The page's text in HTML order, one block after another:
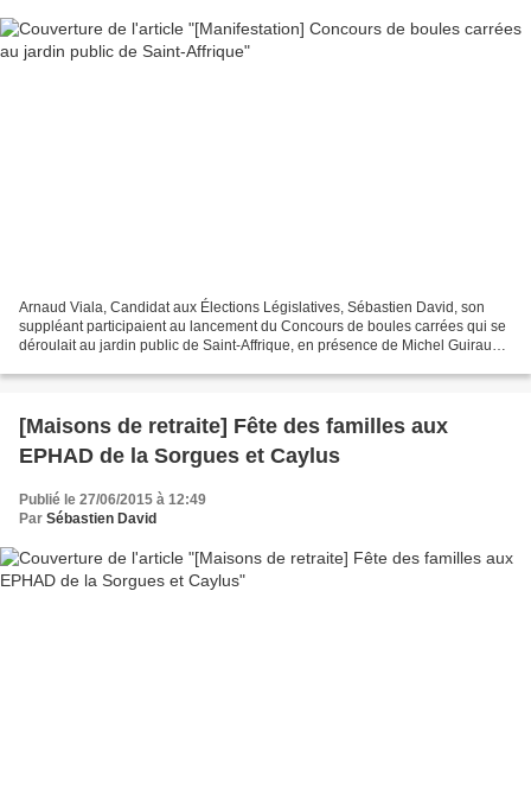
Arnaud Viala, Candidat aux Élections Législatives, Sébastien David, son
suppléant participaient au lancement du Concours de boules carrées qui se
déroulait au jardin public de Saint-Affrique, en présence de Michel Guiraud,
[Maisons de retraite] Fête des familles aux
EPHAD de la Sorgues et Caylus
Publié le 27/06/2015 à 12:49
Par Sébastien David